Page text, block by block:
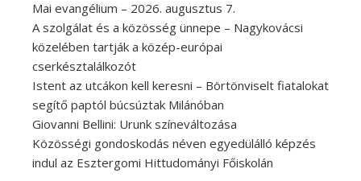
Mai evangélium – 2026. augusztus 7.
A szolgálat és a közösség ünnepe – Nagykovácsi
közelében tartják a közép-európai
cserkésztalálkozót
Istent az utcákon kell keresni – Börtönviselt fiatalokat
segítő paptól búcsúztak Milánóban
Giovanni Bellini: Urunk színeváltozása
Közösségi gondoskodás néven egyedülálló képzés
indul az Esztergomi Hittudományi Főiskolán